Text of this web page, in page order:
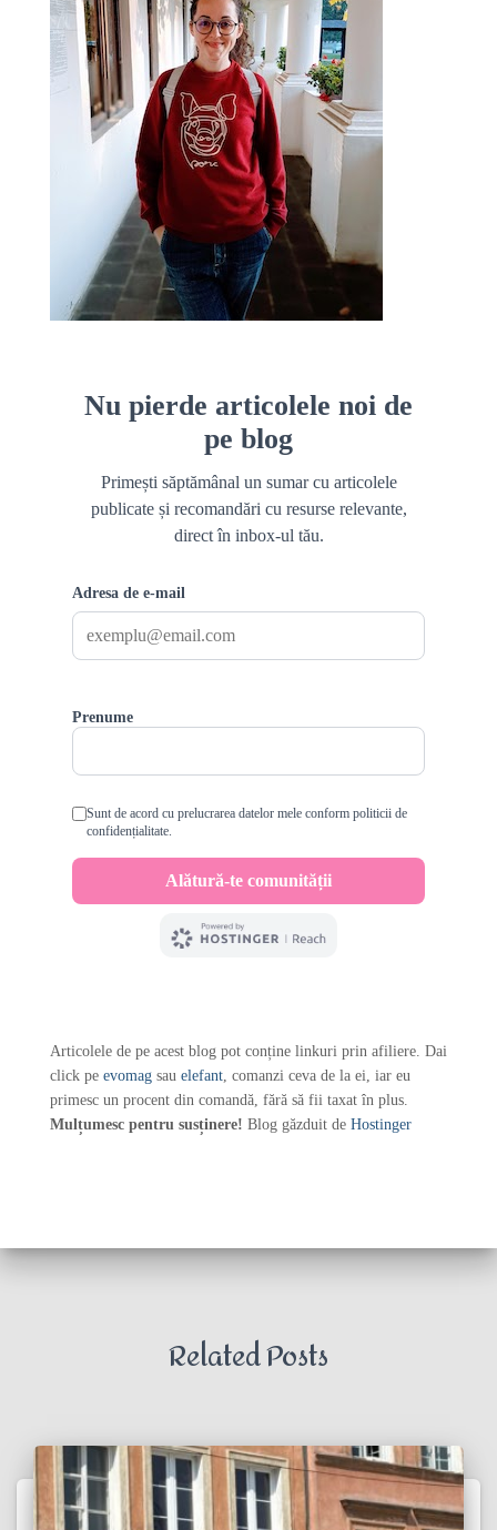
Articolele de pe acest blog pot conține linkuri prin afiliere. Dai
click pe evomag sau elefant, comanzi ceva de la ei, iar eu
primesc un procent din comandă, fără să fii taxat în plus.
Mulțumesc pentru susținere! Blog găzduit de Hostinger
Related Posts